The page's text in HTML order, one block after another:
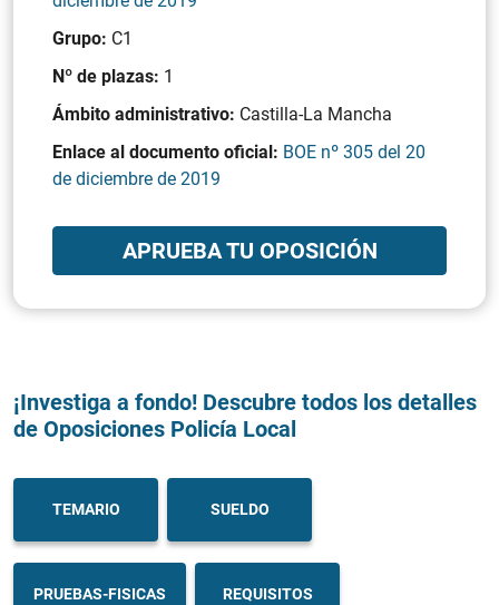
Grupo: C1
Nº de plazas: 1
Ámbito administrativo: Castilla-La Mancha
Enlace al documento oficial: BOE nº 305 del 20
de diciembre de 2019
APRUEBA TU OPOSICIÓN
¡Investiga a fondo! Descubre todos los detalles
de Oposiciones Policía Local
TEMARIO SUELDO
PRUEBAS-FISICAS REQUISITOS